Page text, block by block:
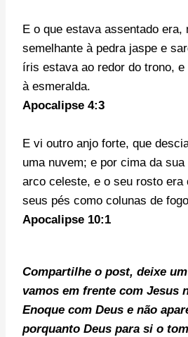
E o que estava assentado era,
semelhante à pedra jaspe e
íris estava ao redor do trono,
à esmeralda.
Apocalipse 4:3
E vi outro anjo forte, que
uma nuvem; e por cima da
arco celeste, e o seu rosto era
seus pés como colunas de
Apocalipse 10:1
Compartilhe o post, deixe
vamos em frente com Jesus
Enoque com Deus e não
porquanto Deus para si o